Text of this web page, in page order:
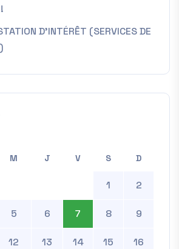
D’INTÉRÊT (SERVICES DE
M J V S D
1 2
5 6 7 8 9
12 13 14 15 16